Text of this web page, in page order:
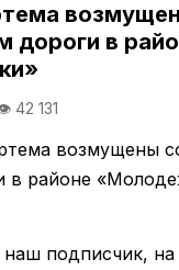
дороги в
42 131
подписчик, на